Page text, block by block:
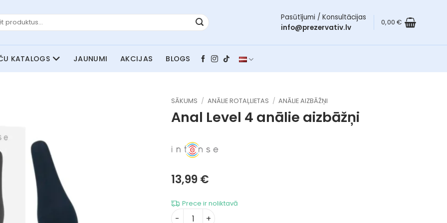
Pasūtījumi / Konsultācijas
info@prezervativ.lv
0,00€
JAUNUMI AKCIJAS BLOGS
SĀKUMS / ANĀLIE ROTAĻLIETAS / ANĀLIE AIZBĀŽŅI
Anal Level 4 anālie aizbāžņi
13,99€
Prece ir noliktavā
Anal Level 4 daudzums